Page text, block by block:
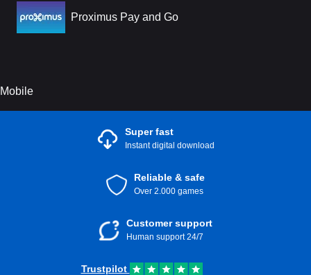
Proximus Pay and Go
Mobile
Super fast
Instant digital download
Reliable & safe
Over 2.000 games
Customer support
Human support 24/7
Trustpilot